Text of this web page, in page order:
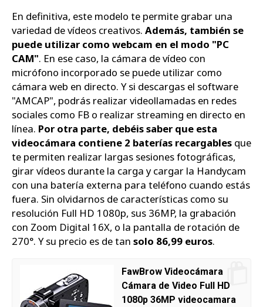
En definitiva, este modelo te permite grabar una
variedad de vídeos creativos. Además, también se
puede utilizar como webcam en el modo "PC
CAM". En ese caso, la cámara de vídeo con
micrófono incorporado se puede utilizar como
cámara web en directo. Y si descargas el software
"AMCAP", podrás realizar videollamadas en redes
sociales como FB o realizar streaming en directo en
línea. Por otra parte, debéis saber que esta
videocámara contiene 2 baterías recargables que
te permiten realizar largas sesiones fotográficas,
girar vídeos durante la carga y cargar la Handycam
con una batería externa para teléfono cuando estás
fuera. Sin olvidarnos de características como su
resolución Full HD 1080p, sus 36MP, la grabación
con Zoom Digital 16X, o la pantalla de rotación de
270°. Y su precio es de tan solo 86,99 euros.
FawBrow Videocámara
Cámara de Video Full HD
1080p 36MP videocamara